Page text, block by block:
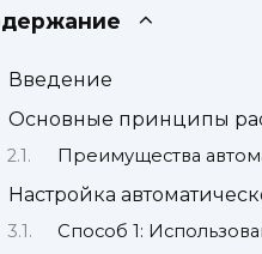
Введение
Основные принципы
Преимущества
Настройка
Способ 1: